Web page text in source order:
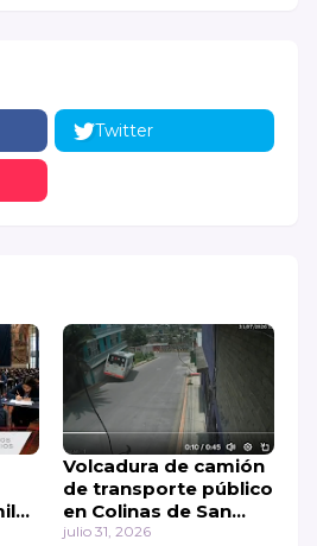
Twitter
Volcadura de camión
de transporte público
en Colinas de San
Mateo
julio 31, 2026